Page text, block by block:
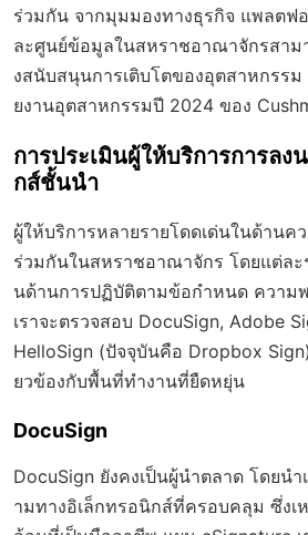
ร่วมกัน จากมุมมองทางธุรกิจ แพลตฟ
ละศูนย์ข้อมูลในสหราชอาณาจักรสาม
งสนับสนุนการเติบโตของอุตสาหกรรม
ยงานอุตสาหกรรมปี 2024 ของ
การประเมินผู้ให้บริการการลง
กส์ชั้นนำ
ผู้ให้บริการหลายรายโดดเด่นในด้าน
ร่วมกันในสหราชอาณาจักร โดยแต่ละ
นด้านการปฏิบัติตามข้อกำหนด ความ
เราจะตรวจสอบ DocuSign, Adobe
HelloSign (ปัจจุบันคือ Dropbox
ยวข้องกับพื้นที่ทำงานที่ยืดหยุ่น
DocuSign
DocuSign ยังคงเป็นผู้นำตลาด โดยน
ามทางอิเล็กทรอนิกส์ที่ครอบคลุม ซึ่ง